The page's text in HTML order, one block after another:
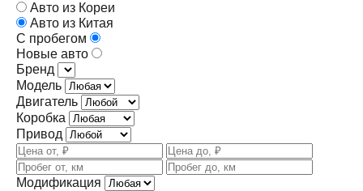
Авто из Кореи
Авто из Китая
С пробегом
Новые авто
Бренд
Модель
Двигатель
Коробка
Привод
Модификация